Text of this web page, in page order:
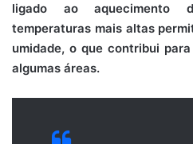
ligado ao aquecimento
temperaturas mais altas
umidade, o que contribui
algumas áreas.